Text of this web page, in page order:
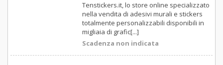
Tenstickers.it, lo store online specializzato
nella vendita di adesivi murali e stickers
totalmente personalizzabili disponibili in
migliaia di grafic[...]
Scadenza non indicata